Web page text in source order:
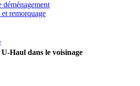
déménagement
remorquage
Haul dans le voisinage